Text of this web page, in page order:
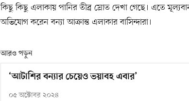
কিছু কিছু এলাকায় পানির তীব্র স্রোত দেখা গেছে। এতে
অভিযোগ করেন বন্যা আক্রান্ত এলাকার বাসিন্দারা।
আরও পড়ুন
‘আটাশির বন্যার চেয়েও ভয়াবহ এবার’
০৫ অক্টোবর ২০২৪